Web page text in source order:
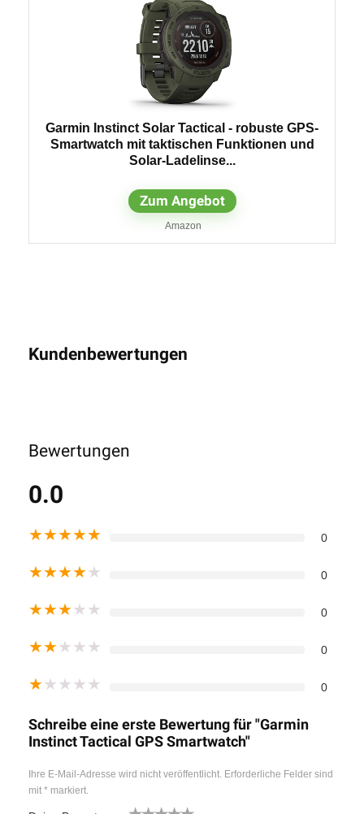
Garmin Instinct Solar Tactical - robuste GPS-
Smartwatch mit taktischen Funktionen und
Solar-Ladelinse...
Zum Angebot
Amazon
Kundenbewertungen
Bewertungen
0.0
★★★★★ 0
★★★★★ 0
★★★★★ 0
★★★★★ 0
★★★★★ 0
Schreibe eine erste Bewertung für "Garmin
Instinct Tactical GPS Smartwatch"
Ihre E-Mail-Adresse wird nicht veröffentlicht. Erforderliche Felder sind
mit * markiert.